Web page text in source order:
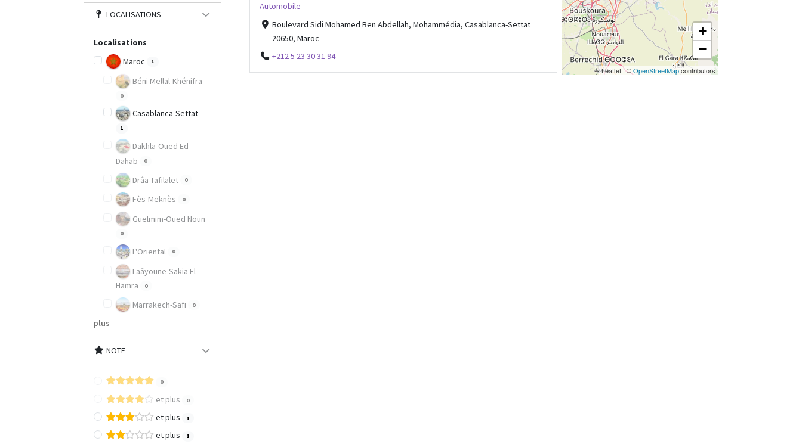
Automobile
Boulevard Sidi Mohamed Ben Abdellah, Mohammédia, Casablanca-Settat
20650, Maroc
+212 5 23 30 31 94
+
−
Leaflet|©OpenStreetMapcontributors
LOCALISATIONS
Localisations
Maroc
1
Béni Mellal-Khénifra
0
Casablanca-Settat
1
Dakhla-Oued Ed-
Dahab
0
Drâa-Tafilalet 0
Fès-Meknès 0
Guelmim-Oued Noun
0
L'Oriental 0
Laâyoune-Sakia El
Hamra
0
Marrakech-Safi 0
plus
NOTE
0
et plus 0
et plus 1
et plus 1